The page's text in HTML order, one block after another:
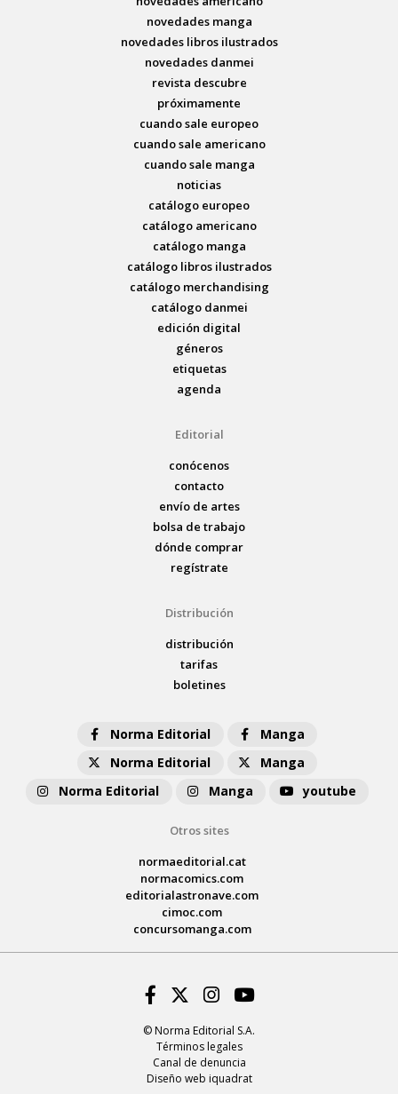
novedades manga
novedades libros ilustrados
novedades danmei
revista descubre
próximamente
cuando sale europeo
cuando sale americano
cuando sale manga
noticias
catálogo europeo
catálogo americano
catálogo manga
catálogo libros ilustrados
catálogo merchandising
catálogo danmei
edición digital
géneros
etiquetas
agenda
Editorial
conócenos
contacto
envío de artes
bolsa de trabajo
dónde comprar
regístrate
Distribución
distribución
tarifas
boletines
Norma Editorial
Manga
Norma Editorial
Manga
Norma Editorial
Manga youtube
Otros sites
normaeditorial.cat
normacomics.com
editorialastronave.com
cimoc.com
concursomanga.com
© Norma Editorial S.A.
Términos legales
Canal de denuncia
Diseño web iquadrat
Facebook
Twitter
Instagram
Youtube